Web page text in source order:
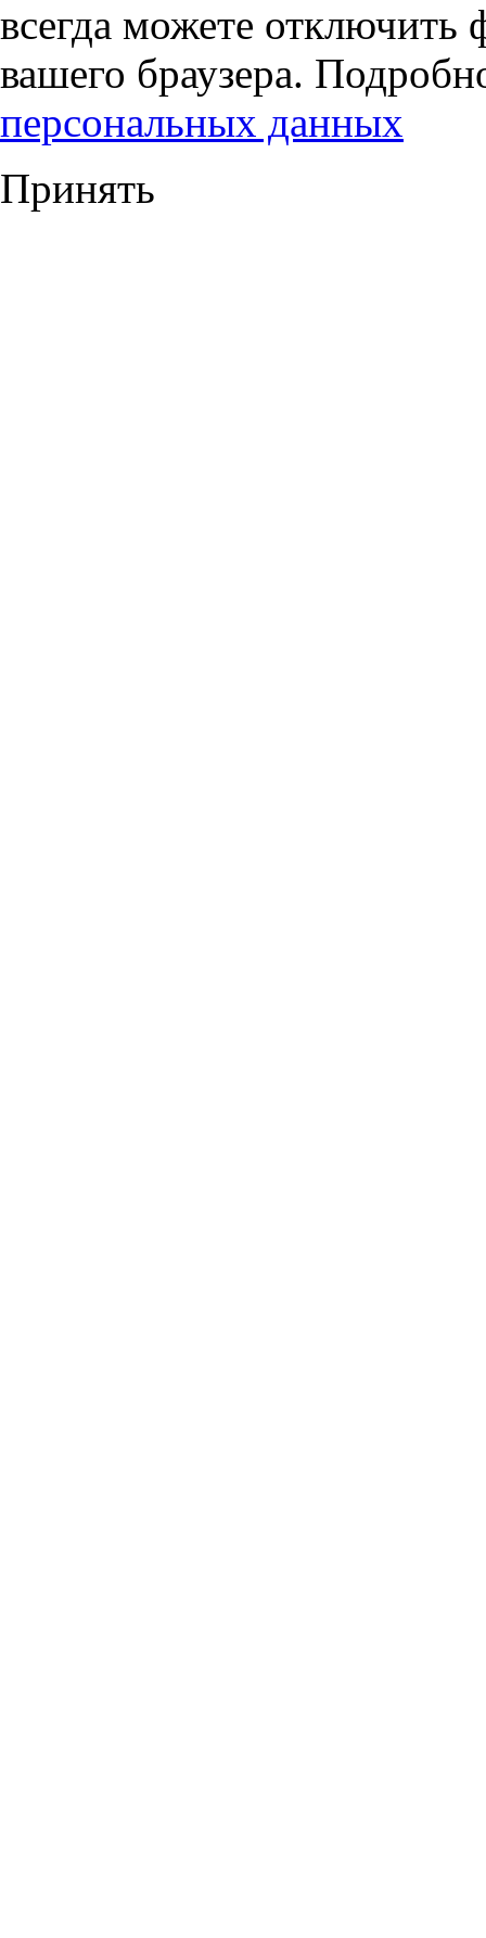
всегда можете отключить
вашего браузера.
персональных данных
Принять